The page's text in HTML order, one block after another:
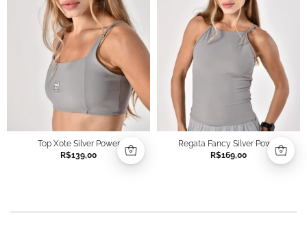
Top Xote Silver Power
R$139,00
Regata Fancy Silver Power
R$169,00